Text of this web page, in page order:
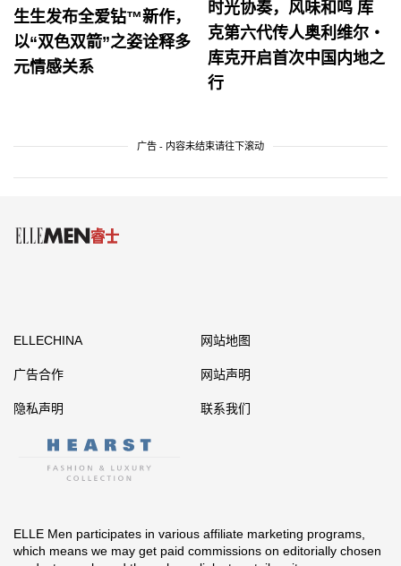
生生发布全爱钻™新作，
以“双色双箭”之姿诠释多
元情感关系
时光协奏，风味和鸣 库
克第六代传人奥利维尔・
库克开启首次中国内地之
行
广告 - 内容未结束请往下滚动
ELLECHINA 网站地图
广告合作 网站声明
隐私声明 联系我们
ELLE Men participates in various affiliate marketing programs,
which means we may get paid commissions on editorially chosen